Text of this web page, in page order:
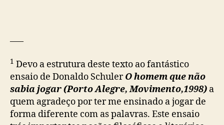
—–
1 Devo a estrutura deste texto ao fantástico
ensaio de Donaldo SchulerO homem que não
sabia jogar (Porto Alegre, Movimento,1998) a
quem agradeço por ter me ensinado a jogar de
forma diferente com as palavras. Este ensaio